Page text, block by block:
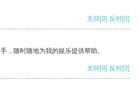
支持[0] 反对[0]
，随时随地为我的娱乐提供帮助。
支持[0] 反对[0]